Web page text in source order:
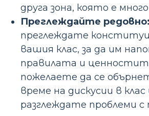
друга зона, която е
Преглеждайте редовно:
преглеждате
вашия клас, за да им
правилата и
пожелаете да се
време на дискусии в
разглеждате проблеми с